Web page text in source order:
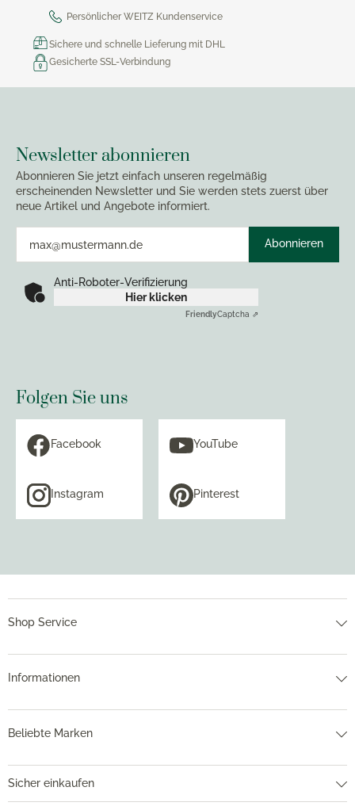
Persönlicher WEITZ Kundenservice
Sichere und schnelle Lieferung mit DHL
Gesicherte SSL-Verbindung
Newsletter abonnieren
Abonnieren Sie jetzt einfach unseren regelmäßig
erscheinenden Newsletter und Sie werden stets zuerst über
neue Artikel und Angebote informiert.
Abonnieren
Anti-Roboter-Verifizierung
Hier klicken
FriendlyCaptcha ⇗
Folgen Sie uns
Facebook YouTube
Instagram Pinterest
Shop Service
Informationen
Beliebte Marken
Sicher einkaufen